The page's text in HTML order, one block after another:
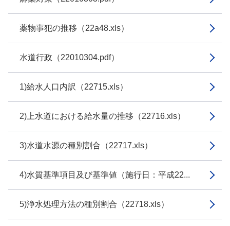
薬物事犯の推移（22a48.xls）
水道行政（22010304.pdf）
1)給水人口内訳（22715.xls）
2)上水道における給水量の推移（22716.xls）
3)水道水源の種別割合（22717.xls）
4)水質基準項目及び基準値（施行日：平成22...
5)浄水処理方法の種別割合（22718.xls）